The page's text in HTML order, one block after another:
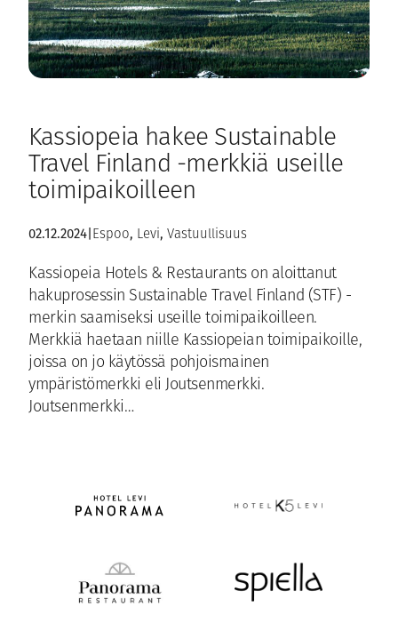
Kassiopeia hakee Sustainable
Travel Finland -merkkiä useille
toimipaikoilleen
02.12.2024 Espoo, Levi, Vastuullisuus
Kassiopeia Hotels & Restaurants on aloittanut
hakuprosessin Sustainable Travel Finland (STF) -
merkin saamiseksi useille toimipaikoilleen.
Merkkiä haetaan niille Kassiopeian toimipaikoille,
joissa on jo käytössä pohjoismainen
ympäristömerkki eli Joutsenmerkki.
Joutsenmerkki…